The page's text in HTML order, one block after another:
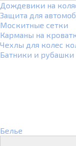
Дождевики на
Защита для
Москитные сетки
Карманы на
Чехлы для колес
Батники и рубашки
Белье